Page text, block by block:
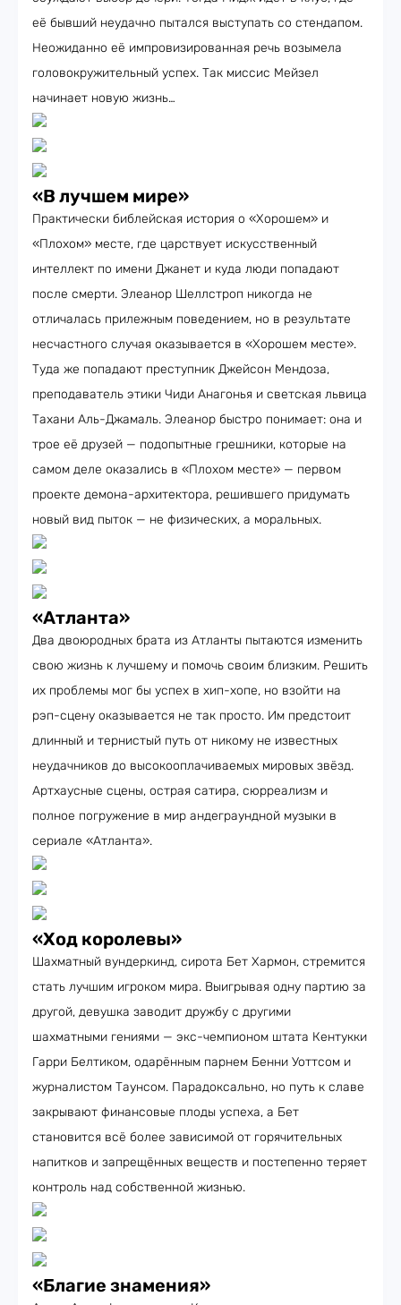
её бывший неудачно пытался выступать со стендапом.
Неожиданно её импровизированная речь возымела
головокружительный успех. Так миссис Мейзел
начинает новую жизнь…
«В лучшем мире»
Практически библейская история о «Хорошем» и
«Плохом» месте, где царствует искусственный
интеллект по имени Джанет и куда люди попадают
после смерти. Элеанор Шеллстроп никогда не
отличалась прилежным поведением, но в результате
несчастного случая оказывается в «Хорошем месте».
Туда же попадают преступник Джейсон Мендоза,
преподаватель этики Чиди Анагонья и светская львица
Тахани Аль-Джамаль. Элеанор быстро понимает: она и
трое её друзей — подопытные грешники, которые на
самом деле оказались в «Плохом месте» — первом
проекте демона-архитектора, решившего придумать
новый вид пыток — не физических, а моральных.
«Атланта»
Два двоюродных брата из Атланты пытаются изменить
свою жизнь к лучшему и помочь своим близким. Решить
их проблемы мог бы успех в хип-хопе, но взойти на
рэп-сцену оказывается не так просто. Им предстоит
длинный и тернистый путь от никому не известных
неудачников до высокооплачиваемых мировых звёзд.
Артхаусные сцены, острая сатира, сюрреализм и
полное погружение в мир андеграундной музыки в
сериале «Атланта».
«Ход королевы»
Шахматный вундеркинд, сирота Бет Хармон, стремится
стать лучшим игроком мира. Выигрывая одну партию за
другой, девушка заводит дружбу с другими
шахматными гениями — экс-чемпионом штата Кентукки
Гарри Белтиком, одарённым парнем Бенни Уоттсом и
журналистом Таунсом. Парадоксально, но путь к славе
закрывают финансовые плоды успеха, а Бет
становится всё более зависимой от горячительных
напитков и запрещённых веществ и постепенно теряет
контроль над собственной жизнью.
«Благие знамения»